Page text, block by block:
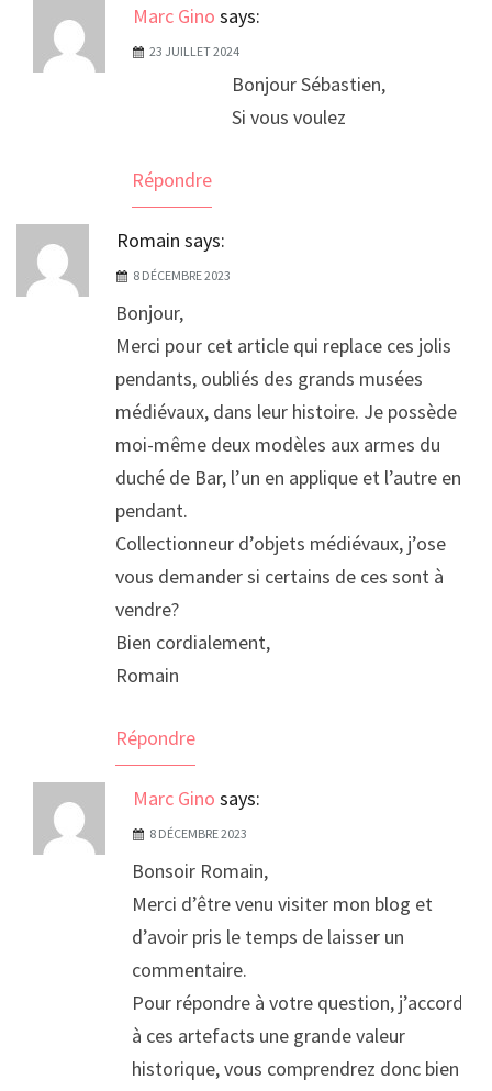
Marc Gino says:
23 JUILLET 2024
Bonjour Sébastien,
Si vous voulez
Répondre
Romain says:
8 DÉCEMBRE 2023
Bonjour,
Merci pour cet article qui replace ces jolis
pendants, oubliés des grands musées
médiévaux, dans leur histoire. Je possède
moi-même deux modèles aux armes du
duché de Bar, l’un en applique et l’autre en
pendant.
Collectionneur d’objets médiévaux, j’ose
vous demander si certains de ces sont à
vendre?
Bien cordialement,
Romain
Répondre
Marc Gino says:
8 DÉCEMBRE 2023
Bonsoir Romain,
Merci d’être venu visiter mon blog et
d’avoir pris le temps de laisser un
commentaire.
Pour répondre à votre question, j’accorde
à ces artefacts une grande valeur
historique, vous comprendrez donc bien